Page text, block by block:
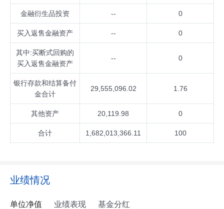
金融衍生品投资 -- 0
买入返售金融资产 -- 0
其中:买断式回购的
买入返售金融资产
-- 0
银行存款和结算备付
金合计
29,555,096.02 1.76
其他资产 20,119.98 0
合计 1,682,013,366.11 100
业绩情况
单位净值 业绩表现 基金分红